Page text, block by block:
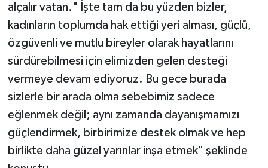
alçalır vatan." İşte tam da bu yüzden bizler,
kadınların toplumda hak ettiği yeri alması, güçlü,
özgüvenli ve mutlu bireyler olarak hayatlarını
sürdürebilmesi için elimizden gelen desteği
vermeye devam ediyoruz. Bu gece burada
sizlerle bir arada olma sebebimiz sadece
eğlenmek değil; aynı zamanda dayanışmamızı
güçlendirmek, birbirimize destek olmak ve hep
birlikte daha güzel yarınlar inşa etmek" şeklinde